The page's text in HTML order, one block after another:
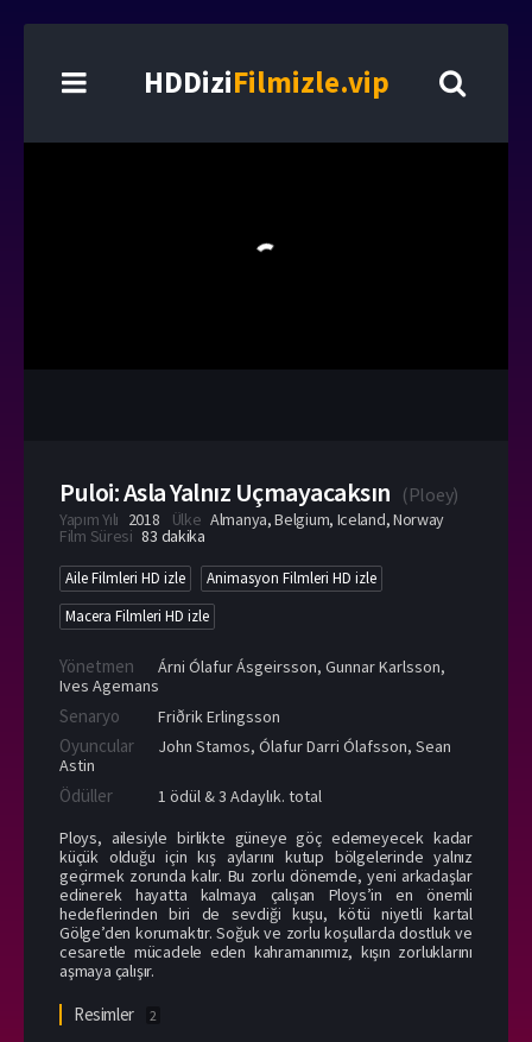
HDDiziFilmizle.vip
Puloi: Asla Yalnız Uçmayacaksın (Ploey)
Yapım Yılı 2018 Ülke Almanya,Belgium, Iceland,Norway
Film Süresi 83 dakika
Aile Filmleri HD izle
Animasyon Filmleri HD izle
Macera Filmleri HD izle
Yönetmen Árni Ólafur Ásgeirsson, Gunnar Karlsson,
Ives Agemans
Senaryo Friðrik Erlingsson
Oyuncular John Stamos, Ólafur Darri Ólafsson, Sean
Astin
Ödüller
1 ödül & 3 Adaylık. total
Ploys, ailesiyle birlikte güneye göç edemeyecek kadar
küçük olduğu için kış aylarını kutup bölgelerinde yalnız
geçirmek zorunda kalır. Bu zorlu dönemde, yeni arkadaşlar
edinerek hayatta kalmaya çalışan Ploys’in en önemli
hedeflerinden biri de sevdiği kuşu, kötü niyetli kartal
Gölge’den korumaktır. Soğuk ve zorlu koşullarda dostluk ve
cesaretle mücadele eden kahramanımız, kışın zorluklarını
aşmaya çalışır.
Resimler 2